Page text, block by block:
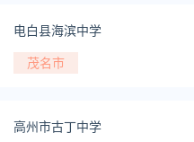
电白县海滨中学
茂名市
高州市古丁中学